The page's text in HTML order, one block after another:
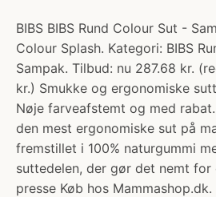
BIBS BIBS Rund Colour Sut -
Colour Splash. Kategori: BIBS
Sampak. Tilbud: nu 287.68 kr.
kr.) Smukke og ergonomiske
Nøje farveafstemt og med
den mest ergonomiske sut på
fremstillet i 100% naturgummi
suttedelen, der gør det nemt for
presse Køb hos Mammashop.dk.